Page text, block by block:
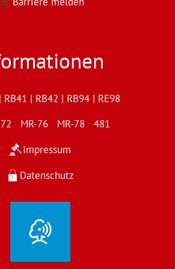
RB41 | RB42 | RB94 | RE98
72 MR-76 MR-78 481
Impressum
Datenschutz